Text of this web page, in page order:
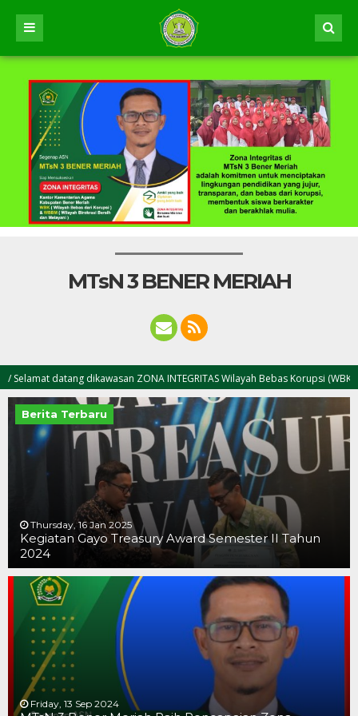
MTsN 3 BENER MERIAH
datang dikawasan ZONA INTEGRITAS Wilayah Bebas Korupsi (WBK) dan
Berita Terbaru
Thursday, 16 Jan 2025
Kegiatan Gayo Treasury Award Semester II Tahun
2024
Friday, 13 Sep 2024